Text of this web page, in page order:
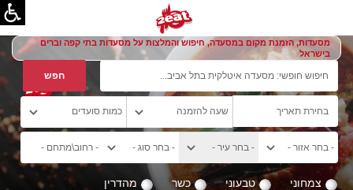
מסעדות, הזמנת מקום במסעדה, חיפוש והמלצות על מסעדות בתי קפה וברים
בישראל
צמחוני טבעוני כשר מהדרין